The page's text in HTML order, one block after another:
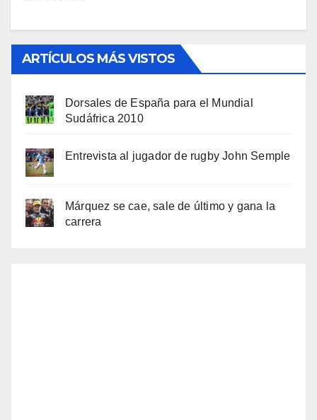
ARTÍCULOS MÁS VISTOS
Dorsales de España para el Mundial
Sudáfrica 2010
Entrevista al jugador de rugby John Semple
Márquez se cae, sale de último y gana la
carrera